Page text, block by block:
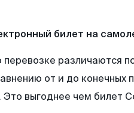
билет на
различаются
от и до конечных
выгоднее чем билет